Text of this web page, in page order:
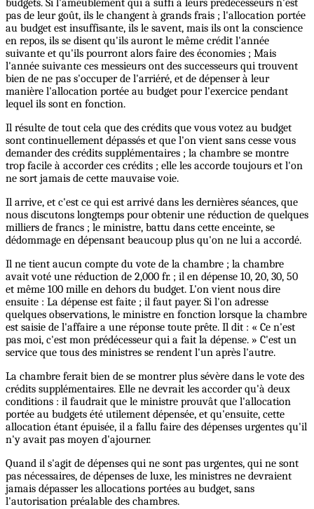
budgets. Si l'ameublement qui a suffi à leurs prédécesseurs n'est
pas de leur goût, ils le changent à grands frais ; l'allocation portée
au budget est insuffisante, ils le savent, mais ils ont la conscience
en repos, ils se disent qu'ils auront le même crédit l'année
suivante et qu'ils pourront alors faire des économies ; Mais
l'année suivante ces messieurs ont des successeurs qui trouvent
bien de ne pas s'occuper de l'arriéré, et de dépenser à leur
manière l'allocation portée au budget pour l'exercice pendant
lequel ils sont en fonction.
Il résulte de tout cela que des crédits que vous votez au budget
sont continuellement dépassés et que l'on vient sans cesse vous
demander des crédits supplémentaires ; la chambre se montre
trop facile à accorder ces crédits ; elle les accorde toujours et l'on
ne sort jamais de cette mauvaise voie.
Il arrive, et c'est ce qui est arrivé dans les dernières séances, que
nous discutons longtemps pour obtenir une réduction de quelques
milliers de francs ; le ministre, battu dans cette enceinte, se
dédommage en dépensant beaucoup plus qu'on ne lui a accordé.
Il ne tient aucun compte du vote de la chambre ; la chambre
avait voté une réduction de 2,000 fr. ; il en dépense 10, 20, 30, 50
et même 100 mille en dehors du budget. L'on vient nous dire
ensuite : La dépense est faite ; il faut payer. Si l'on adresse
quelques observations, le ministre en fonction lorsque la chambre
est saisie de l'affaire a une réponse toute prête. Il dit : « Ce n'est
pas moi, c'est mon prédécesseur qui a fait la dépense. » C'est un
service que tous des ministres se rendent l'un après l'autre.
La chambre ferait bien de se montrer plus sévère dans le vote des
crédits supplémentaires. Elle ne devrait les accorder qu'à deux
conditions : il faudrait que le ministre prouvât que l'allocation
portée au budgets été utilement dépensée, et qu'ensuite, cette
allocation étant épuisée, il a fallu faire des dépenses urgentes qu'il
n'y avait pas moyen d'ajourner.
Quand il s'agit de dépenses qui ne sont pas urgentes, qui ne sont
pas nécessaires, de dépenses de luxe, les ministres ne devraient
jamais dépasser les allocations portées au budget, sans
l'autorisation préalable des chambres.